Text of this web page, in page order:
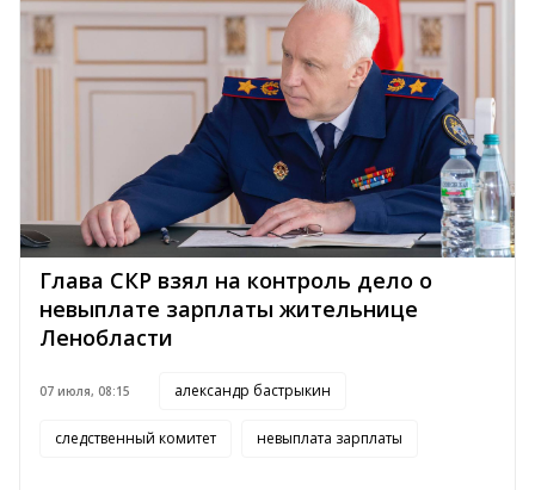
Глава СКР взял на контроль дело о
невыплате зарплаты жительнице
Ленобласти
07 июля, 08:15 александр бастрыкин
следственный комитет невыплата зарплаты